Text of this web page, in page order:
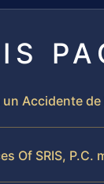
un Accidente
Of SRIS,